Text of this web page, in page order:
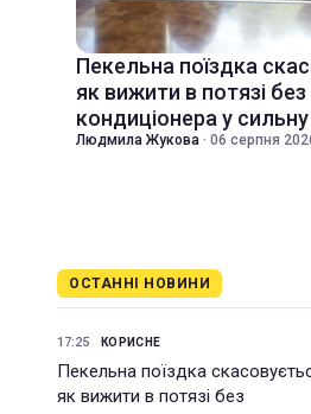
Пекельна поїздка
як вижити в потязі без
кондиціонера у
Людмила Жукова · 06 серпня
ОСТАННІ НОВИНИ
17:25 КОРИСНЕ
Пекельна поїздка
як вижити в потязі без